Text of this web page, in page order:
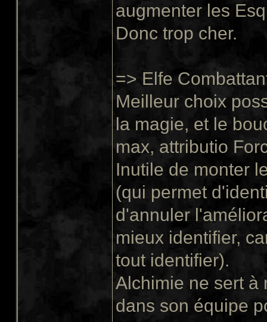
augmenter les
Donc trop cher.
=> Elfe
Meilleur choix
la magie, et le
max, attributio
Inutile de monter
(qui permet
d'annuler
mieux identifier,
tout identifier).
Alchimie ne sert à
dans son équipe